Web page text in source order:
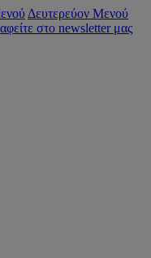
Δευτερεύον Μενού
στο newsletter μας